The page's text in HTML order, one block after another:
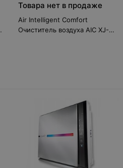
Товара нет в продаже
Air Intelligent Comfort
Очиститель воздуха AIC XJ-